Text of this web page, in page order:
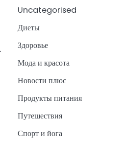
Uncategorised
Диеты
Здоровье
Мода и красота
Новости плюс
Продукты питания
Путешествия
Спорт и йога